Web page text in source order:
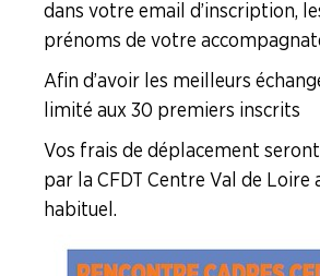
dans votre email d’inscription,
prénoms de votre
Afin d’avoir les meilleurs
limité aux 30 premiers inscrits
Vos frais de déplacement
par la CFDT Centre Val de Loire
habituel.